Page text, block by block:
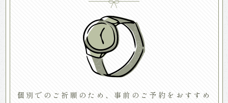
個別でのご祈願のため、事前のご予約をおすすめ